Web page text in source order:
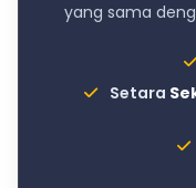
yang sama
Setara